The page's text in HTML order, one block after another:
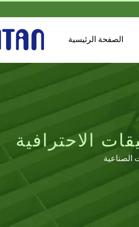
الصفحة الرئيسية
الصناعية